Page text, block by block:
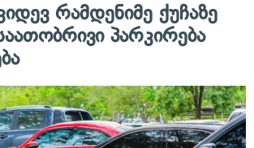
რამდენიმე ქუჩაზე
პარკირება